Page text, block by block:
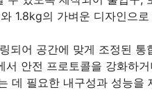
1.8kg의 가벼운 디자인으
되어 공간에 맞게 조정된 통
안전 프로토콜을 강화하
데 필요한 내구성과 성능을